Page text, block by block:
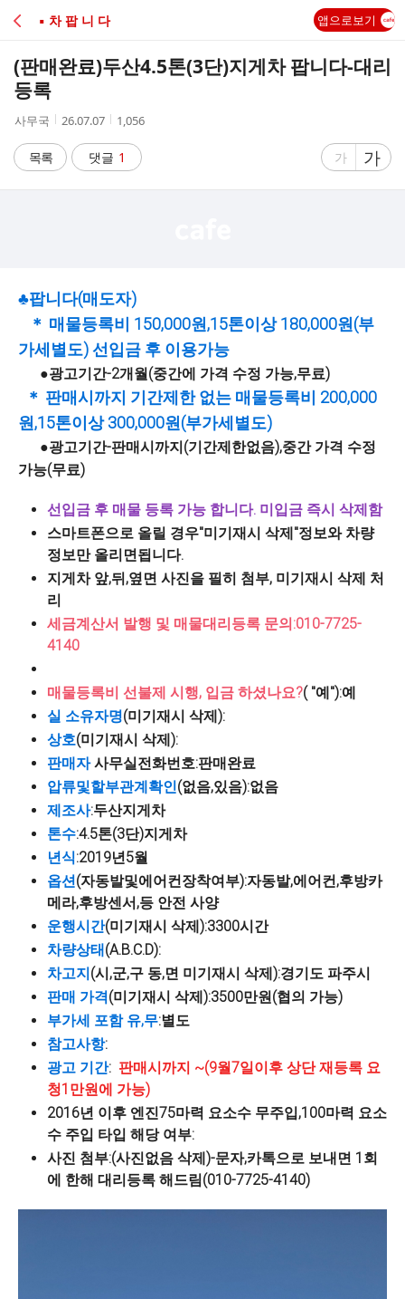
C
A
▪ 차 팝 니 다 앱으로보기
(판매완료)두산4.5톤(3단)지게차 팝니다-대리
등록
작
자
사무국
작
시
간
26.07.07
조
수
1,056
목록 댓글 1
글
가
글
자
가
♣팝니다(매도자)
＊ 매물등록비 150,000원,15톤이상 180,000원(부
가세별도) 선입금 후 이용가능
●광고기간-2개월(중간에 가격 수정 가능,무료)
＊ 판매시까지 기간제한 없는 매물등록비 200,000
원,15톤이상 300,000원(부가세별도)
●광고기간-판매시까지(기간제한없음),중간 가격 수정
가능(무료)
선입금 후 매물 등록 가능 합니다. 미입금 즉시 삭제함
스마트폰으로 올릴 경우"미기재시 삭제"정보와 차량
정보만 올리면됩니다.
지게차 앞,뒤,옆면 사진을 필히 첨부, 미기재시 삭제 처
리
세금계산서 발행 및 매물대리등록 문의:010-7725-
4140
매물등록비 선불제 시행, 입금 하셨나요?( "예"):예
실 소유자명(미기재시 삭제):
상호(미기재시 삭제):
판매자사무실전화번호:판매완료
압류및할부관계확인(없음,있음):없음
제조사:두산지게차
톤수:4.5톤(3단)지게차
년식:2019년5월
옵션(자동발및에어컨장착여부):자동발,에어컨,후방카
메라,후방센서,등 안전 사양
운행시간(미기재시 삭제):3300시간
차량상태(A.B.C.D):
차고지(시,군,구 동,면 미기재시 삭제):경기도 파주시
판매 가격(미기재시 삭제):3500만원(협의 가능)
부가세 포함 유,무:별도
참고사항:
광고 기간: 판매시까지 ~(9월7일이후 상단 재등록 요
청1만원에 가능)
2016년 이후 엔진75마력 요소수 무주입,100마력 요소
수 주입 타입 해당 여부:
사진 첨부:(사진없음 삭제)-문자,카톡으로 보내면 1회
에 한해 대리등록 해드림(010-7725-4140)